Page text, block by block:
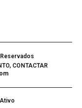
CONTACTAR